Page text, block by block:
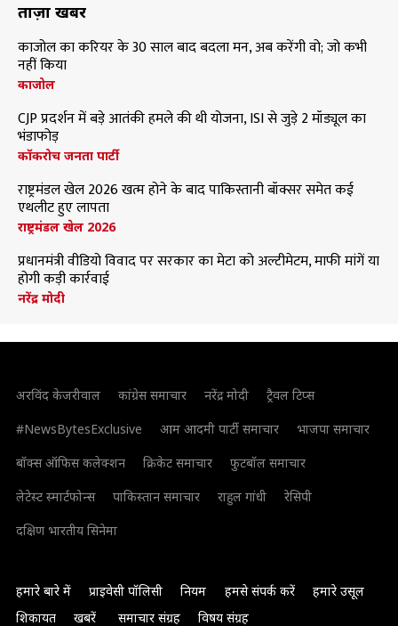
ताज़ा खबरें
काजोल का करियर के 30 साल बाद बदला मन, अब करेंगी वो; जो कभी
नहीं किया
काजोल
CJP प्रदर्शन में बड़े आतंकी हमले की थी योजना, ISI से जुड़े 2 मॉड्यूल का
भंडाफोड़
कॉकरोच जनता पार्टी
राष्ट्रमंडल खेल 2026 खत्म होने के बाद पाकिस्तानी बॉक्सर समेत कई
एथलीट हुए लापता
राष्ट्रमंडल खेल 2026
प्रधानमंत्री वीडियो विवाद पर सरकार का मेटा को अल्टीमेटम, माफी मांगें या
होगी कड़ी कार्रवाई
नरेंद्र मोदी
अरविंद केजरीवाल कांग्रेस समाचार नरेंद्र मोदी
ट्रैवल टिप्स
#NewsBytesExclusive
आम आदमी पार्टी समाचार
भाजपा समाचार
बॉक्स ऑफिस कलेक्शन
क्रिकेट समाचार
फुटबॉल समाचार
लेटेस्ट स्मार्टफोन्स
पाकिस्तान समाचार राहुल गांधी
रेसिपी
दक्षिण भारतीय सिनेमा
हमारे बारे में प्राइवेसी पॉलिसी नियम हमसे संपर्क करें
हमारे उसूल
शिकायत
खबरें समाचार संग्रह विषय संग्रह